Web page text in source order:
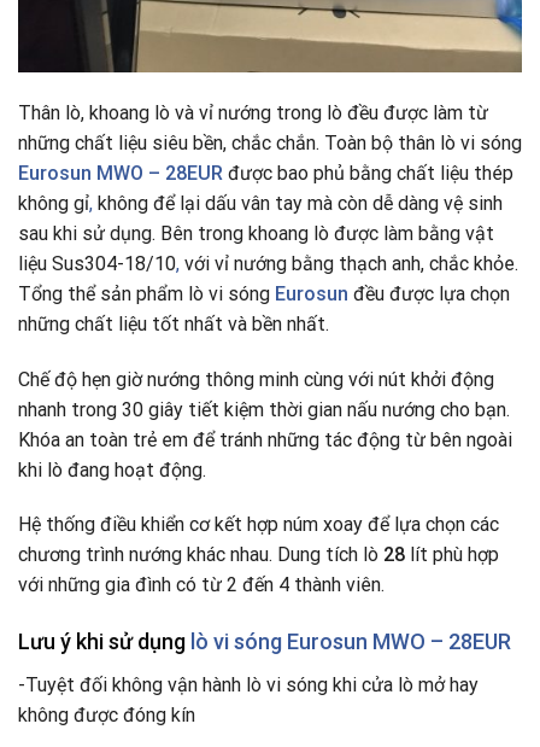
Thân lò, khoang lò và vỉ nướng trong lò đều được làm từ
những chất liệu siêu bền, chắc chắn. Toàn bộ thân lò vi sóng
Eurosun MWO – 28EUR được bao phủ bằng chất liệu thép
không gỉ, không để lại dấu vân tay mà còn dễ dàng vệ sinh
sau khi sử dụng. Bên trong khoang lò được làm bằng vật
liệu Sus304-18/10, với vỉ nướng bằng thạch anh, chắc khỏe.
Tổng thể sản phẩm lò vi sóng Eurosun đều được lựa chọn
những chất liệu tốt nhất và bền nhất.
Chế độ hẹn giờ nướng thông minh cùng với nút khởi động
nhanh trong 30 giây tiết kiệm thời gian nấu nướng cho bạn.
Khóa an toàn trẻ em để tránh những tác động từ bên ngoài
khi lò đang hoạt động.
Hệ thống điều khiển cơ kết hợp núm xoay để lựa chọn các
chương trình nướng khác nhau. Dung tích lò 28 lít phù hợp
với những gia đình có từ 2 đến 4 thành viên.
Lưu ý khi sử dụng lò vi sóng Eurosun MWO – 28EUR
-Tuyệt đối không vận hành lò vi sóng khi cửa lò mở hay
không được đóng kín